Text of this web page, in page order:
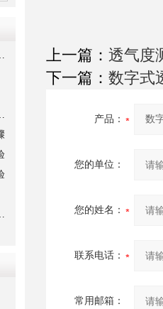
上一篇： 透气度
下一篇： 数字式
产品：
您的单位：
您的姓名：
联系电话：
常用邮箱：
实的G571为例
纶纤维织物
维透气实验